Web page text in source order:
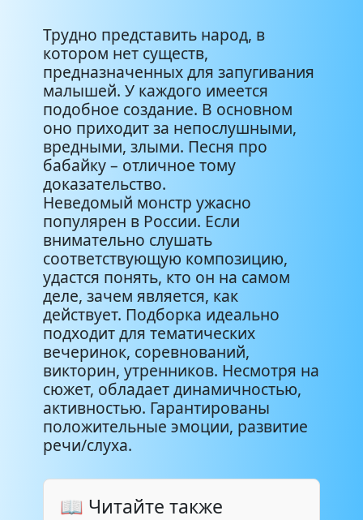
Трудно представить народ, в
котором нет существ,
предназначенных для запугивания
малышей. У каждого имеется
подобное создание. В основном
оно приходит за непослушными,
вредными, злыми. Песня про
бабайку – отличное тому
доказательство.
Неведомый монстр ужасно
популярен в России. Если
внимательно слушать
соответствующую композицию,
удастся понять, кто он на самом
деле, зачем является, как
действует. Подборка идеально
подходит для тематических
вечеринок, соревнований,
викторин, утренников. Несмотря на
сюжет, обладает динамичностью,
активностью. Гарантированы
положительные эмоции, развитие
речи/слуха.
📖 Читайте также